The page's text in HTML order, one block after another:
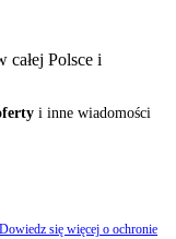
całej Polsce i
i inne wiadomości
Dowiedz się więcej o ochronie